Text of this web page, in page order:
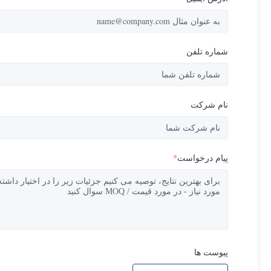
شماره تلفن
نام شرکت
پیام درخواست*
پیوست ها